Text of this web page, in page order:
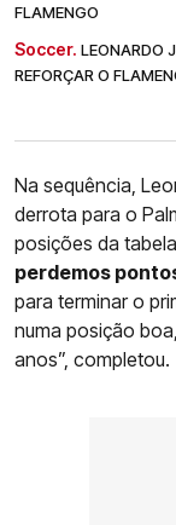
FLAMENGO
Soccer. LEONARDO
REFORÇAR O
Na sequência,
derrota para o
posições da
perdemos
para terminar o
numa posição
anos”, completou.